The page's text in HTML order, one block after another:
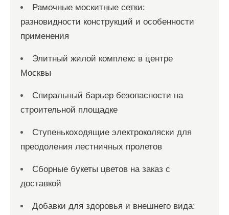
Рамочные москитные сетки:
разновидности конструкций и особенности
применения
Элитный жилой комплекс в центре
Москвы
Спиральный барьер безопасности на
строительной площадке
Ступенькоходящие электроколяски для
преодоления лестничных пролетов
Сборные букеты цветов на заказ с
доставкой
Добавки для здоровья и внешнего вида: